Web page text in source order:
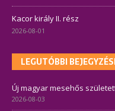
Kacor király II. rész
2026-08-01
LEGUTÓBBI
Új magyar mesehős
2026-08-03